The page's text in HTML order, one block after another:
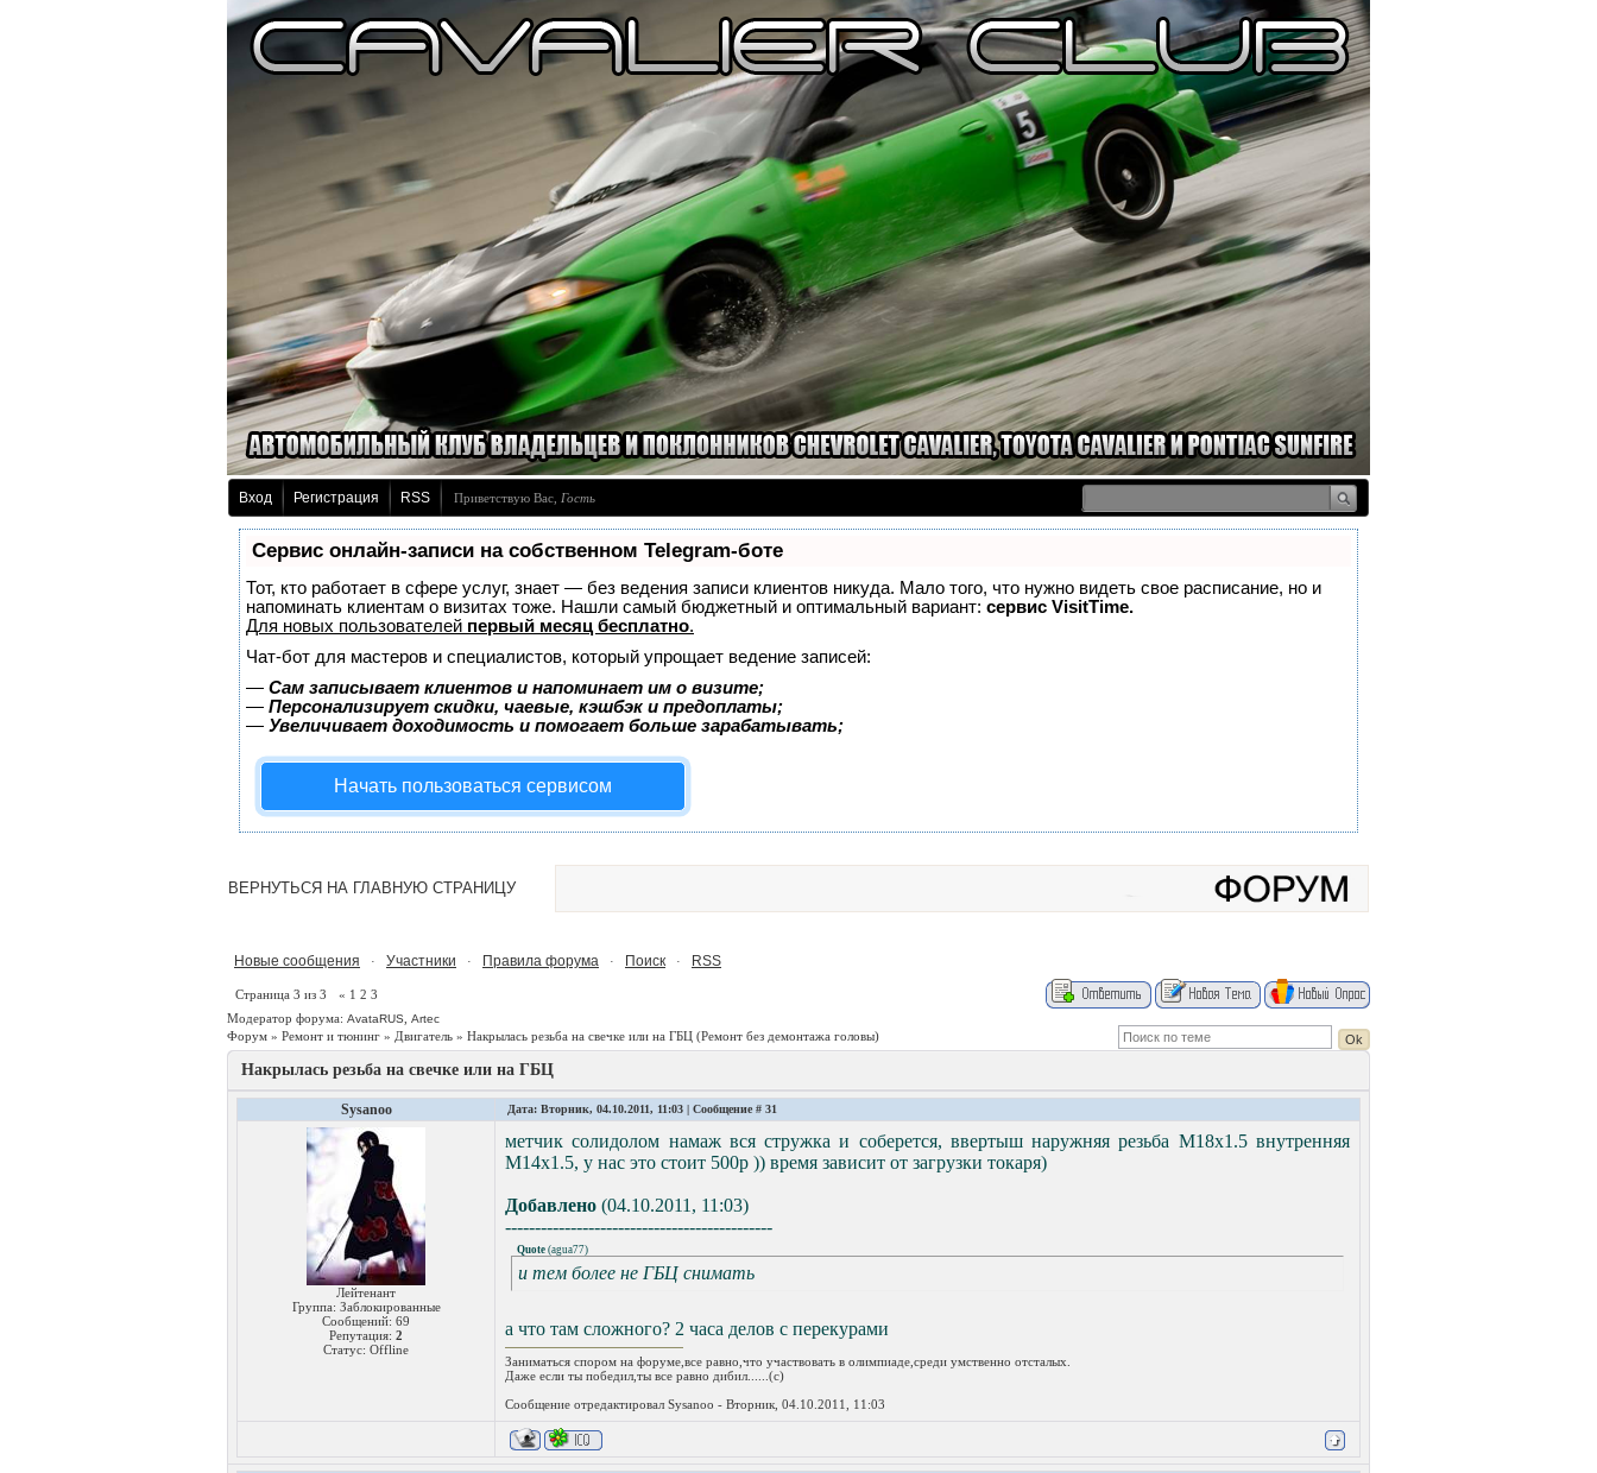
Вход Регистрация RSS Приветствую Вас Гость
Сервис онлайн-записи на собственном Telegram-боте
Тот, кто работает в сфере услуг, знает — без ведения записи клиентов никуда. Мало того, что нужно видеть свое расписание, но и
напоминать клиентам о визитах тоже. Нашли самый бюджетный и оптимальный вариант: сервис VisitTime.
Для новых пользователей первый месяц бесплатно.
Чат-бот для мастеров и специалистов, который упрощает ведение записей:
— Сам записывает клиентов и напоминает им о визите;
— Персонализирует скидки, чаевые, кэшбэк и предоплаты;
— Увеличивает доходимость и помогает больше зарабатывать;
Начать пользоваться сервисом
ВЕРНУТЬСЯ НА ГЛАВНУЮ СТРАНИЦУ
Новые сообщения · Участники · Правила форума · Поиск · RSS
Страница 3 из 3 « 1 2 3
Модератор форума: AvataRUS Artec
Форум » Ремонт и тюнинг » Двигатель » Накрылась резьба на свечке или на ГБЦ (Ремонт без демонтажа головы)
Накрылась резьба на свечке или на ГБЦ
Sysanoo Дата: Вторник, 04.10.2011, 11:03 | Сообщение # 31
Лейтенант
Группа: Заблокированные
Сообщений: 69
Репутация: 2
Статус: Offline
метчик солидолом намаж вся стружка и соберется, ввертыш наружняя резьба М18х1.5 внутренняя
М14х1.5, у нас это стоит 500р )) время зависит от загрузки токаря)
Добавлено (04.10.2011, 11:03)
---------------------------------------------
Quote (agua77)
и тем более не ГБЦ снимать
а что там сложного? 2 часа делов с перекурами
Заниматься спором на форуме,все равно,что участвовать в олимпиаде,среди умственно отсталых.
Даже если ты победил,ты все равно дибил......(с)
Сообщение отредактировал Sysanoo - Вторник, 04.10.2011, 11:03